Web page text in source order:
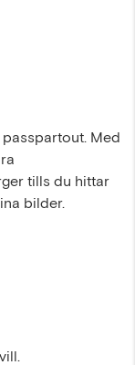
Med
tills du hittar
bilder.